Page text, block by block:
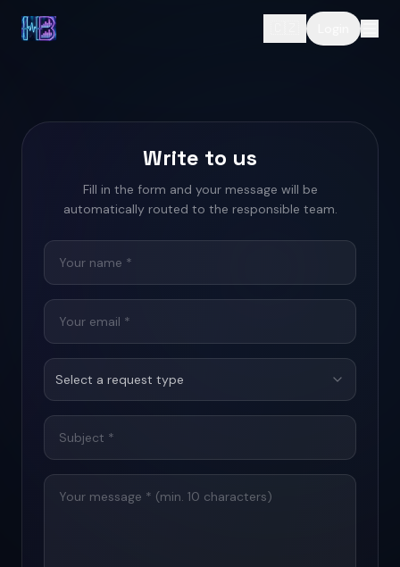
Write to us
Fill in the form and your message will be
automatically routed to the responsible team.
Select a request type